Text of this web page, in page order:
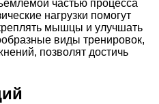
частью процесса
нагрузки помогут
мышцы и улучшать
виды тренировок,
позволят достичь